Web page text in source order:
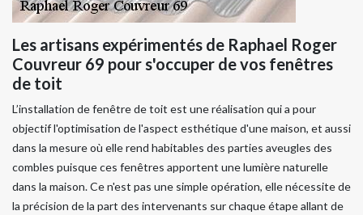
Les artisans expérimentés de Raphael Roger
Couvreur 69 pour s'occuper de vos fenêtres
de toit
L’installation de fenêtre de toit est une réalisation qui a pour
objectif l'optimisation de l'aspect esthétique d'une maison, et aussi
dans la mesure où elle rend habitables des parties aveugles des
combles puisque ces fenêtres apportent une lumière naturelle
dans la maison. Ce n'est pas une simple opération, elle nécessite de
la précision de la part des intervenants sur chaque étape allant de